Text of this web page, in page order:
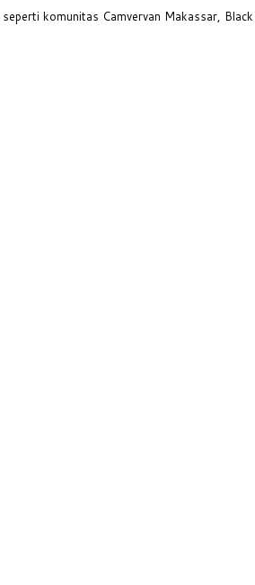
komunitas Camvervan Makassar,